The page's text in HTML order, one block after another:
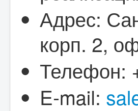
Адрес:
корп. 2,
Телефон:
E-mail: